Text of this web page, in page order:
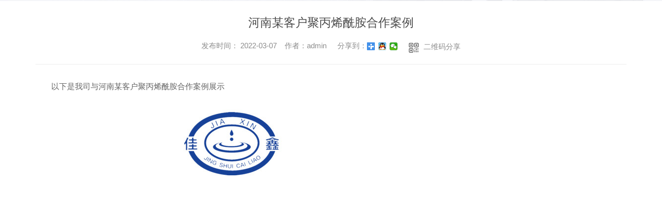
河南某客户聚丙烯酰胺合作案例
发布时间： 2022-03-07 作者：admin 分享到： 二维码分享
以下是我司与河南某客户聚丙烯酰胺合作案例展示